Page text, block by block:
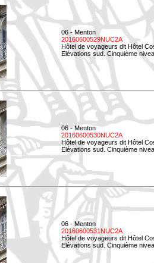
06 - Menton
20160600529NUC2A
Hôtel de voyageurs dit Hôtel
Elévations sud. Cinquième
06 - Menton
20160600530NUC2A
Hôtel de voyageurs dit Hôtel
Elévations sud. Cinquième
06 - Menton
20160600531NUC2A
Hôtel de voyageurs dit Hôtel
Elévations sud. Cinquième